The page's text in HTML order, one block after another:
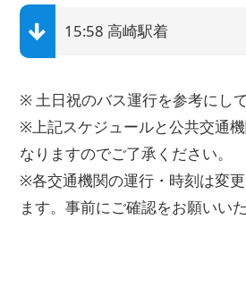
15:58 高崎駅着
※ 土日祝のバス運行を参考にして
※上記スケジュールと公共交通
なりますのでご了承ください。
※各交通機関の運行・時刻は変
ます。事前にご確認をお願いいた